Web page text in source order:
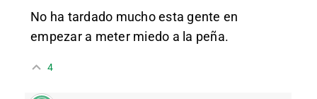
No ha tardado mucho esta gente en
empezar a meter miedo a la peña.
4